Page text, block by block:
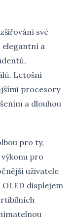
své
elegantní a
Letošní
procesory
a dlouhou
pro ty,
pro
uživatele
displejem